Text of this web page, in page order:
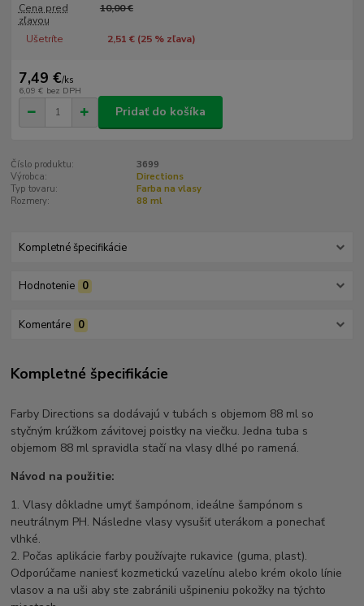
Cena pred
zľavou
10,00 €
Ušetríte 2,51 € (25% zľava)
7,49 €/ks
6,09 € bez DPH
Pridať do košíka
Číslo produktu:
3699
Výrobca:
Directions
Typ tovaru:
Farba na vlasy
Rozmery:
88 ml
Kompletné špecifikácie
Hodnotenie 0
Komentáre 0
Kompletné špecifikácie
Farby Directions sa dodávajú v tubách s objemom 88 ml so
styčným krúžkom závitovej poistky na viečku. Jedna tuba s
objemom 88 ml spravidla stačí na vlasy dlhé po ramená.
Návod na použitie:
1. Vlasy dôkladne umyť šampónom, ideálne šampónom s
neutrálnym PH. Následne vlasy vysušiť uterákom a ponechať
vlhké.
2. Počas aplikácie farby používajte rukavice (guma, plast).
Odporúčame naniesť kozmetickú vazelínu alebo krém okolo línie
vlasov a na uši aby ste zabránili ušpineniu pokožky na týchto